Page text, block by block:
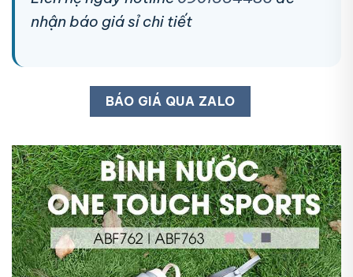
nhận báo giá sỉ chi tiết
BÁO GIÁ QUA ZALO